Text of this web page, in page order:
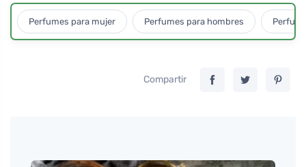
Perfumes para mujer Perfumes para hombres
Compartir